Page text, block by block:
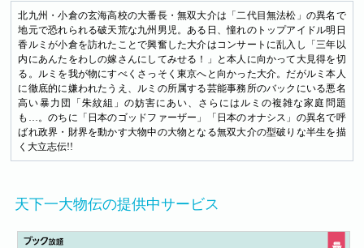
北九州・小倉の玄海高校の大番長・無双大介は「二代目無法松」の異名で
地元で恐れられる破天荒な九州男児。ある日、憧れのトップアイドル明日
香ルミが小倉を訪れたことで興奮した大介はコンサートに乱入し「三年以
内にあんたをわしの嫁さんにしてみせる！」と本人に向かって大見得を切
る。ルミを我が物にすべくさっそく東京へと向かった大介。だがルミ本人
に徹底的に嫌われたうえ、ルミの所属する芸能事務所のバックにいる悪名
高い暴力団「朱紋組」の妨害にあい、さらにはルミの複雑な家庭問題
も…。のちに「日本のゴッドファーザー」「日本のオナシス」の異名で呼
ばれ政界・財界を動かす大物中の大物となる無双大介の型破りな半生を描
く大立志伝!!
天下一大物伝の提供中サービス